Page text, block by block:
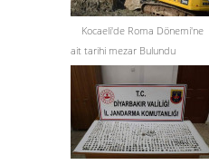
Kocaeli'de Roma Dönemi'ne
ait tarihi mezar Bulundu